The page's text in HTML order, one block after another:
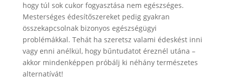
hogy túl sok cukor fogyasztása nem egészséges.
Mesterséges édesítőszereket pedig gyakran
összekapcsolnak bizonyos egészségügyi
problémákkal. Tehát ha szeretsz valami édeskést inni
vagy enni anélkül, hogy bűntudatot éreznél utána –
akkor mindenképpen próbálj ki néhány természetes
alternatívát!